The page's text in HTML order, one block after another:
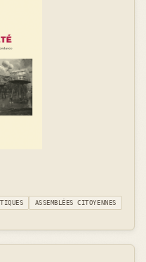
ASSEMBLÉES CITOYENNES